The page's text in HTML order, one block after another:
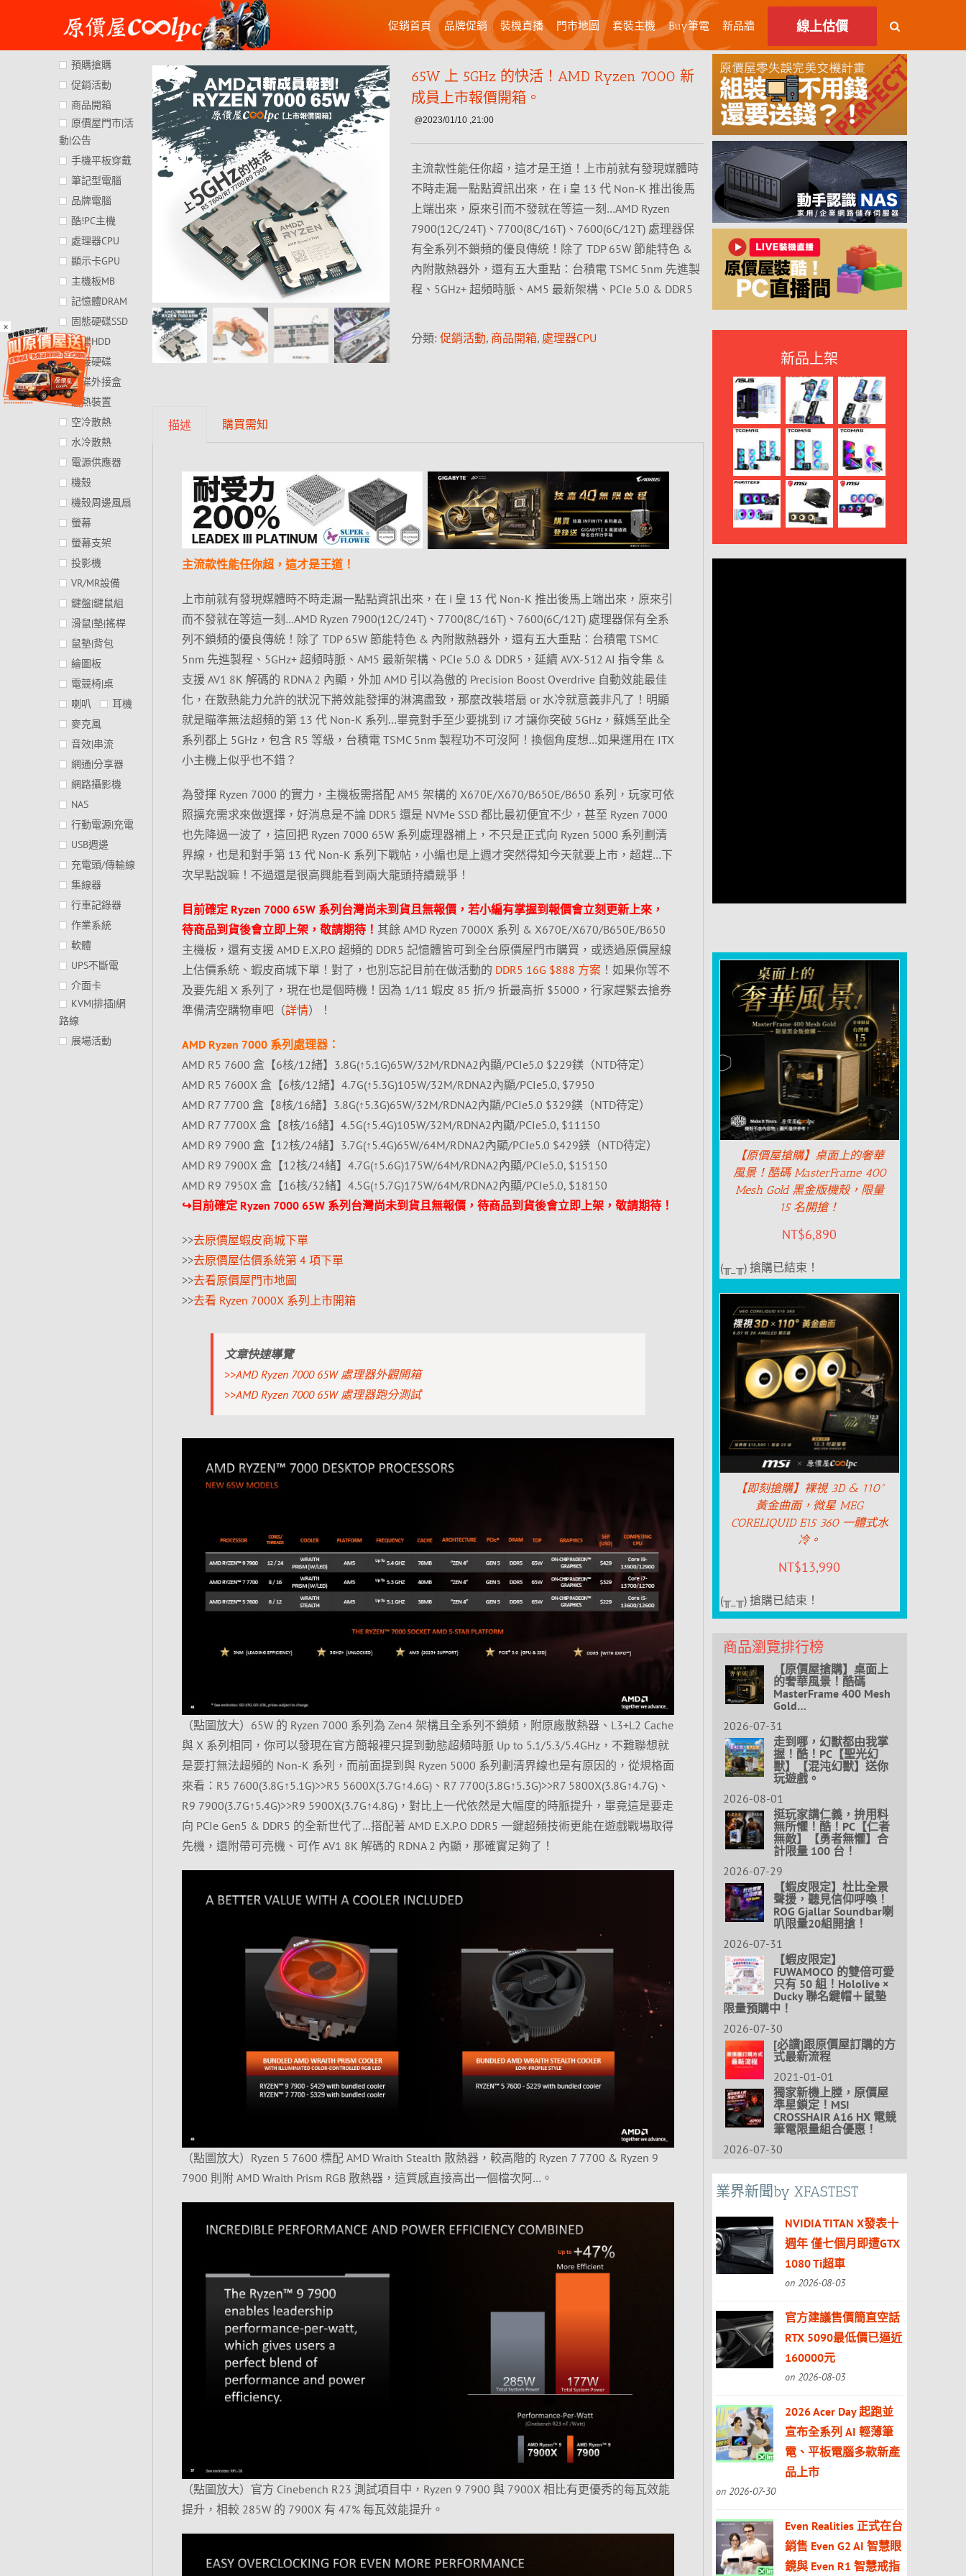
×
content
促銷首頁 品牌促銷 裝機直播 門市地圖 套裝主機 Buy筆電 新品牆 線上估價
65W 上 5GHz 的快活！AMD Ryzen 7000 新
成員上市報價開箱。
@2023/01/10 ,21:00
主流款性能任你超，這才是王道！上市前就有發現媒體時
不時走漏一點點資訊出來，在 i 皇 13 代 Non-K 推出後馬
上端出來，原來引而不發就在等這一刻…AMD Ryzen
7900(12C/24T)、7700(8C/16T)、7600(6C/12T) 處理器保
有全系列不鎖頻的優良傳統！除了 TDP 65W 節能特色 &
內附散熱器外，還有五大重點：台積電 TSMC 5nm 先進製
程、5GHz+ 超頻時脈、AM5 最新架構、PCIe 5.0 & DDR5
分類: 促銷活動, 商品開箱, 處理器CPU
描述 購買需知
主流款性能任你超，這才是王道！
上市前就有發現媒體時不時走漏一點點資訊出來，在 i 皇 13 代 Non-K 推出後馬上端出來，原來引
而不發就在等這一刻…AMD Ryzen 7900(12C/24T)、7700(8C/16T)、7600(6C/12T) 處理器保有全系
列不鎖頻的優良傳統！除了 TDP 65W 節能特色 & 內附散熱器外，還有五大重點：台積電 TSMC
5nm 先進製程、5GHz+ 超頻時脈、AM5 最新架構、PCIe 5.0 & DDR5，延續 AVX-512 AI 指令集 &
支援 AV1 8K 解碼的 RDNA 2 內顯，外加 AMD 引以為傲的 Precision Boost Overdrive 自動效能最佳
化，在散熱能力允許的狀況下將效能發揮的淋漓盡致，那麼改裝塔扇 or 水冷就意義非凡了！明顯
就是瞄準無法超頻的第 13 代 Non-K 系列…畢竟對手至少要挑到 i7 才讓你突破 5GHz，蘇媽至此全
系列都上 5GHz，包含 R5 等級，台積電 TSMC 5nm 製程功不可沒阿！換個角度想…如果運用在 ITX
小主機上似乎也不錯？
為發揮 Ryzen 7000 的實力，主機板需搭配 AM5 架構的 X670E/X670/B650E/B650 系列，玩家可依
照擴充需求來做選擇，好消息是不論 DDR5 還是 NVMe SSD 都比最初便宜不少，甚至 Ryzen 7000
也先降過一波了，這回把 Ryzen 7000 65W 系列處理器補上，不只是正式向 Ryzen 5000 系列劃清
界線，也是和對手第 13 代 Non-K 系列下戰帖，小編也是上週才突然得知今天就要上市，超趕…下
次早點說嘛！不過還是很高興能看到兩大龍頭持續競爭！
目前確定 Ryzen 7000 65W 系列台灣尚未到貨且無報價，若小編有掌握到報價會立刻更新上來，
待商品到貨後會立即上架，敬請期待！ 其餘 AMD Ryzen 7000X 系列 & X670E/X670/B650E/B650
主機板，還有支援 AMD E.X.P.O 超頻的 DDR5 記憶體皆可到全台原價屋門市購買，或透過原價屋線
上估價系統、蝦皮商城下單！對了，也別忘記目前在做活動的 DDR5 16G $888 方案！如果你等不
及要先組 X 系列了，現在也是個時機！因為 1/11 蝦皮 85 折/9 折最高折 $5000，行家趕緊去搶券
準備清空購物車吧（詳情）！
AMD Ryzen 7000 系列處理器：
AMD R5 7600 盒【6核/12緒】3.8G(↑5.1G)65W/32M/RDNA2內顯/PCIe5.0 $229鎂（NTD待定）
AMD R5 7600X 盒【6核/12緒】4.7G(↑5.3G)105W/32M/RDNA2內顯/PCIe5.0, $7950
AMD R7 7700 盒【8核/16緒】3.8G(↑5.3G)65W/32M/RDNA2內顯/PCIe5.0 $329鎂（NTD待定）
AMD R7 7700X 盒【8核/16緒】4.5G(↑5.4G)105W/32M/RDNA2內顯/PCIe5.0, $11150
AMD R9 7900 盒【12核/24緒】3.7G(↑5.4G)65W/64M/RDNA2內顯/PCIe5.0 $429鎂（NTD待定）
AMD R9 7900X 盒【12核/24緒】4.7G(↑5.6G)175W/64M/RDNA2內顯/PCIe5.0, $15150
AMD R9 7950X 盒【16核/32緒】4.5G(↑5.7G)175W/64M/RDNA2內顯/PCIe5.0, $18150
↪目前確定 Ryzen 7000 65W 系列台灣尚未到貨且無報價，待商品到貨後會立即上架，敬請期待！
>>去原價屋蝦皮商城下單
>>去原價屋估價系統第 4 項下單
>>去看原價屋門市地圖
>>去看 Ryzen 7000X 系列上市開箱
文章快速導覽
>>AMD Ryzen 7000 65W 處理器外觀開箱
>>AMD Ryzen 7000 65W 處理器跑分測試
（點圖放大）65W 的 Ryzen 7000 系列為 Zen4 架構且全系列不鎖頻，附原廠散熱器、L3+L2 Cache
與 X 系列相同，你可以發現在官方簡報裡只提到動態超頻時脈 Up to 5.1/5.3/5.4GHz，不難聯想就
是要打無法超頻的 Non-K 系列，而前面提到與 Ryzen 5000 系列劃清界線也是有原因的，從規格面
來看：R5 7600(3.8G↑5.1G)>>R5 5600X(3.7G↑4.6G)、R7 7700(3.8G↑5.3G)>>R7 5800X(3.8G↑4.7G)、
R9 7900(3.7G↑5.4G)>>R9 5900X(3.7G↑4.8G)，對比上一代依然是大幅度的時脈提升，畢竟這是要走
向 PCIe Gen5 & DDR5 的全新世代了…搭配著 AMD E.X.P.O DDR5 一鍵超頻技術更能在遊戲戰場取得
先機，還附帶可亮機、可作 AV1 8K 解碼的 RDNA 2 內顯，那確實足夠了！
（點圖放大）Ryzen 5 7600 標配 AMD Wraith Stealth 散熱器，較高階的 Ryzen 7 7700 & Ryzen 9
7900 則附 AMD Wraith Prism RGB 散熱器，這質感直接高出一個檔次阿…。
（點圖放大）官方 Cinebench R23 測試項目中，Ryzen 9 7900 與 7900X 相比有更優秀的每瓦效能
提升，相較 285W 的 7900X 有 47% 每瓦效能提升。
預購搶購
促銷活動
商品開箱
原價屋門市|活
動|公告
手機平板穿戴
筆記型電腦
品牌電腦
酷!PC主機
處理器CPU
顯示卡GPU
主機板MB
記憶體DRAM
固態硬碟SSD
硬碟HDD
外接硬碟
硬碟外接盒
散熱裝置
空冷散熱
水冷散熱
電源供應器
機殼
機殼周邊風扇
螢幕
螢幕支架
投影機
VR/MR設備
鍵盤|鍵鼠組
滑鼠|墊|搖桿
鼠墊|背包
繪圖板
電競椅|桌
喇叭
耳機
麥克風
音效|串流
網通|分享器
網路攝影機
NAS
行動電源|充電
USB週邊
充電頭/傳輸線
集線器
行車記錄器
作業系統
軟體
UPS不斷電
介面卡
KVM|排插|網
路線
展場活動
新品上架
【原價屋搶購】桌面上的奢華
風景！酷碼 MasterFrame 400
Mesh Gold 黑金版機殼，限量
15 名開搶！
NT$6,890
(╥_╥) 搶購已結束！
【即刻搶購】裸視 3D & 110°
黃金曲面，微星 MEG
CORELIQUID E15 360 一體式水
冷。
NT$13,990
(╥_╥) 搶購已結束！
商品瀏覽排行榜
【原價屋搶購】桌面上
的奢華風景！酷碼
MasterFrame 400 Mesh
Gold…
2026-07-31
走到哪，幻獸都由我掌
握！酷！PC【聖光幻
獸】【混沌幻獸】送你
玩遊戲。
2026-08-01
挺玩家講仁義，拚用料
無所懼！酷！PC【仁者
無敵】【勇者無懼】合
計限量 100 台！
2026-07-29
【蝦皮限定】杜比全景
聲援，聽見信仰呼喚！
ROG Gjallar Soundbar喇
叭限量20組開搶！
2026-07-31
【蝦皮限定】
FUWAMOCO 的雙倍可愛
只有 50 組！Hololive ×
Ducky 聯名鍵帽＋鼠墊
限量預購中！
2026-07-30
[必讀]跟原價屋訂購的方
式最新流程
2021-01-01
獨家新機上膛，原價屋
準星鎖定！MSI
CROSSHAIR A16 HX 電競
筆電限量組合優惠！
2026-07-30
業界新聞by XFASTEST
NVIDIA TITAN X發表十
週年 僅七個月即遭GTX
1080 Ti超車
on 2026-08-03
官方建議售價簡直空話
RTX 5090最低價已逼近
160000元
on 2026-08-03
2026 Acer Day 起跑並
宣布全系列 AI 輕薄筆
電、平板電腦多款新產
品上市
on 2026-07-30
Even Realities 正式在台
銷售 Even G2 AI 智慧眼
鏡與 Even R1 智慧戒指